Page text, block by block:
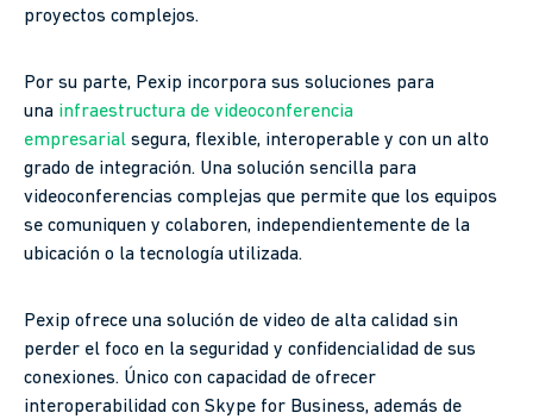
proyectos complejos.
Por su parte, Pexip incorpora sus soluciones para
una infraestructura de videoconferencia
empresarial segura, flexible, interoperable y con un alto
grado de integración. Una solución sencilla para
videoconferencias complejas que permite que los equipos
se comuniquen y colaboren, independientemente de la
ubicación o la tecnología utilizada.
Pexip ofrece una solución de video de alta calidad sin
perder el foco en la seguridad y confidencialidad de sus
conexiones. Único con capacidad de ofrecer
interoperabilidad con Skype for Business, además de